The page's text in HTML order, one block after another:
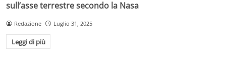
sull’asse terrestre secondo la Nasa
Redazione Luglio 31, 2025
Leggi di più